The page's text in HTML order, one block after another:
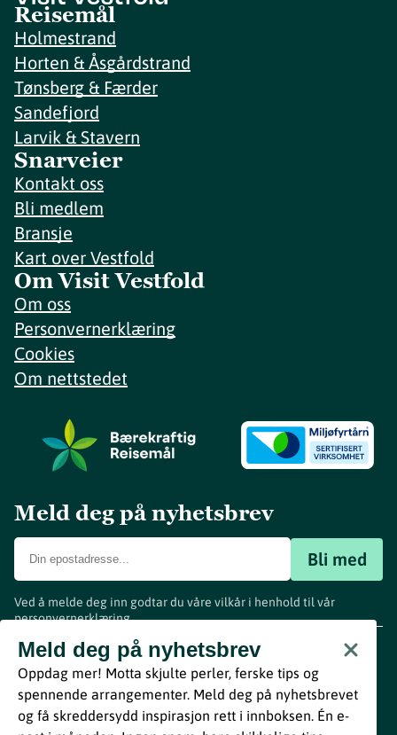
Reisemål
Holmestrand
Horten & Åsgårdstrand
Tønsberg & Færder
Sandefjord
Larvik & Stavern
Snarveier
Kontakt oss
Bli medlem
Bransje
Kart over Vestfold
Om Visit Vestfold
Om oss
Personvernerklæring
Cookies
Om nettstedet
Meld deg på nyhetsbrev
Bli med
Ved å melde deg inn godtar du våre vilkår i henhold til vår
personvernerklæring.
Meld deg på nyhetsbrev
Oppdag mer! Motta skjulte perler, ferske tips og
spennende arrangementer. Meld deg på nyhetsbrevet
og få skreddersydd inspirasjon rett i innboksen. Én e-
www.visitvestfold.com
Turistinformasjon
Vestfold Fylkeskommune
ByBreakfast